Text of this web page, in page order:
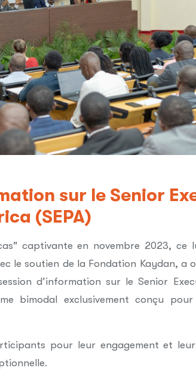
sur le Senior
(SEPA)
captivante en novembre 2023, ce
le soutien de la Fondation Kaydan, a
d’information sur le Senior
bimodal exclusivement conçu
pour leur engagement et